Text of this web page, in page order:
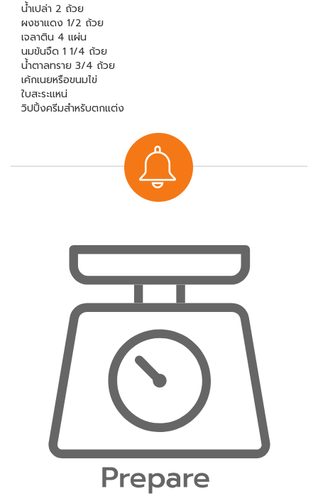
น้ำเปล่า 2 ถ้วย
ผงชาแดง 1/2 ถ้วย
เจลาติน 4 แผ่น
นมข้นจืด 1 1/4 ถ้วย
น้ำตาลทราย 3/4 ถ้วย
เค้กเนยหรือขนมไข่
ใบสะระแหน่
วิปปิ้งครีมสำหรับตกแต่ง